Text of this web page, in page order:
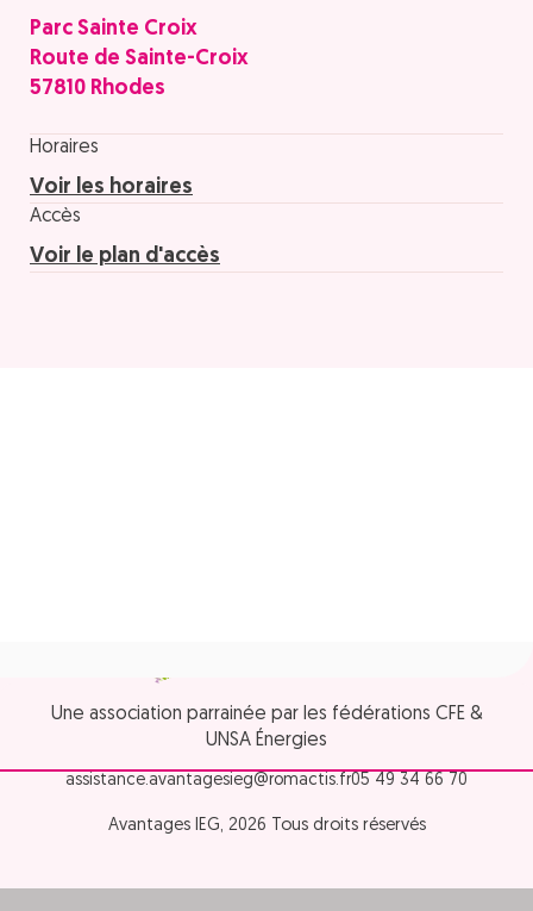
Parc Sainte Croix
Route de Sainte-Croix
57810 Rhodes
Horaires
Voir les horaires
Accès
Voir le plan d'accès
Une association parrainée par les fédérations CFE &
UNSA Énergies
assistance.avantagesieg@romactis.fr05 49 34 66 70
Avantages IEG, 2026 Tous droits réservés